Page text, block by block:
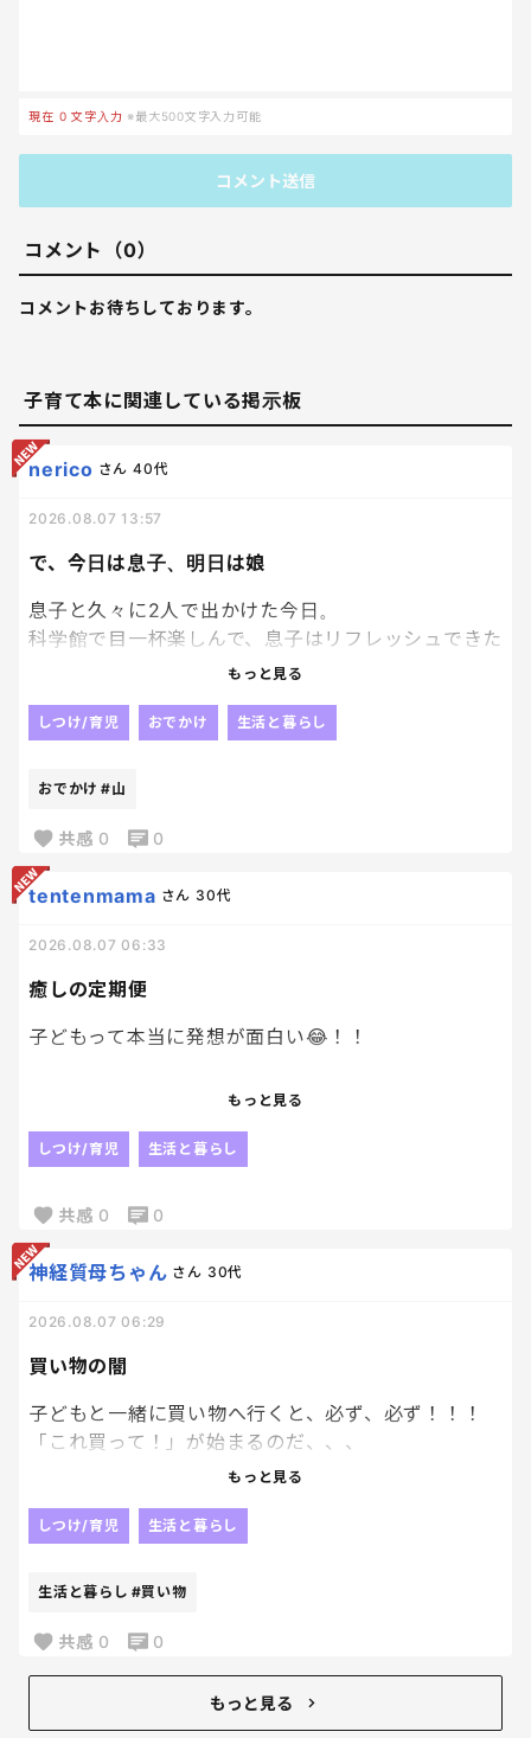
現在 0 文字入力 ※最大500文字入力可能
コメント送信
コメント（0）
コメントお待ちしております。
子育て本に関連している掲示板
で、今日は息子、明日は娘
nerico さん 40代
2026.08.07 13:57
息子と久々に2人で出かけた今日。
科学館で目一杯楽しんで、息子はリフレッシュできた
帰りたくない！また行きたい！とずっと言っていて、
か！？
土曜日だからどこも混んでるよね…
サンリオ関連かな…
私も自分だけで一泊とかしたいよ…
もっと見る
しつけ/育児 おでかけ 生活と暮らし
おでかけ #山
共感 0 0
癒しの定期便
tentenmama さん 30代
2026.08.07 06:33
子どもって本当に発想が面白い😂！！
大人じゃ思いつかないことを急に言うから、
こういう瞬間があるから頑張れる！
定期的に、癒しをありがとう！笑
もっと見る
しつけ/育児 生活と暮らし
共感 0 0
買い物の闇
神経質母ちゃん さん 30代
2026.08.07 06:29
子どもと一緒に買い物へ行くと、必ず、必ず！！！
「これ買って！」が始まるのだ、、、
てなっちゃうのよねぇ
毎回同じ流れなのに学習しない私。笑
う。笑
もっと見る
しつけ/育児 生活と暮らし
生活と暮らし #買い物
共感 0 0
もっと見る